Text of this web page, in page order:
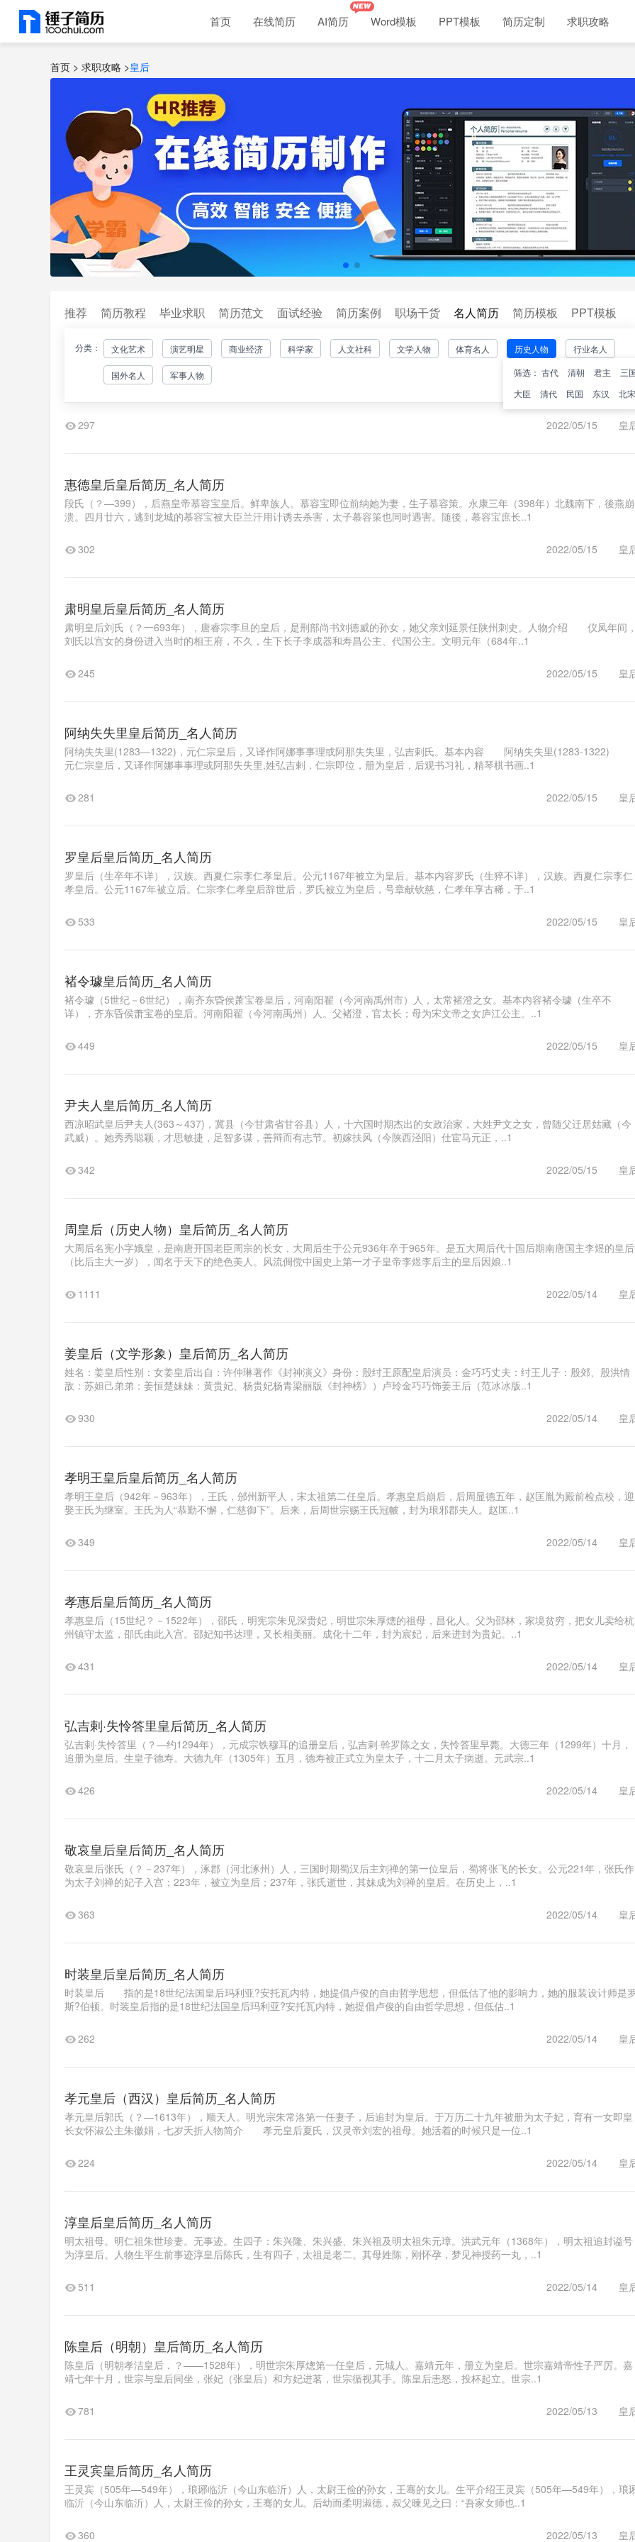
首页 在线简历 AI简历 Word模板 PPT模板 简历定制 求职攻略
首页 > 求职攻略 >皇后
推荐 简历教程 毕业求职 简历范文 面试经验 简历案例 职场干货 名人简历
分类： 文化艺术 演艺明星 商业经济 科学家 人文社科 文学人物 体育名人
历史人物
筛选： 古代 清朝 君主
三
大臣
清代 民国 东汉 北宋
行业名人
国外名人 军事人物
简历模板 PPT模板
沮皇后皇后简历_名人简历
沮皇后，本名不详，隋末农民起义中定杨可汗刘武周的结发之妻、正室，后成为皇后沮氏是马邑鹰扬府校尉刘武周的妻子，隋朝?大
皇
297 2022/05/15
惠德皇后皇后简历_名人简历
段氏（？―399），后燕皇帝慕容宝皇后。鲜卑族人。慕容宝即位前纳她为妻，生子慕容策。永康三年（398年）北魏南下，後燕崩
溃。四月廿六，逃到龙城的慕容宝被大臣兰汗用计诱去杀害，太子慕容策也同时遇害。随後，慕容宝庶长..1
皇
302 2022/05/15
肃明皇后皇后简历_名人简历
肃明皇后刘氏（？一693年），唐睿宗李旦的皇后，是刑部尚书刘德威的孙女，她父亲刘延景任陕州刺史。人物介绍 仪凤年间
刘氏以宫女的身份进入当时的相王府，不久，生下长子李成器和寿昌公主、代国公主。文明元年（684年..1
皇
245 2022/05/15
阿纳失失里皇后简历_名人简历
阿纳失失里(1283―1322)，元仁宗皇后，又译作阿娜事事理或阿那失失里，弘吉剌氏。基本内容 阿纳失失里(1283-1322)
元仁宗皇后，又译作阿娜事事理或阿那失失里,姓弘吉剌，仁宗即位，册为皇后，后观书习礼，精琴棋书画..1
皇
281 2022/05/15
罗皇后皇后简历_名人简历
罗皇后（生卒年不详），汉族。西夏仁宗李仁孝皇后。公元1167年被立为皇后。基本内容罗氏（生猝不详），汉族。西夏仁宗李仁
孝皇后。公元1167年被立后。仁宗李仁孝皇后辞世后，罗氏被立为皇后，号章献钦慈，仁孝年享古稀，于..1
皇
533 2022/05/15
褚令璩皇后简历_名人简历
褚令璩（5世纪－6世纪），南齐东昏侯萧宝卷皇后，河南阳翟（今河南禹州市）人，太常褚澄之女。基本内容褚令璩（生卒不
详），齐东昏侯萧宝卷的皇后。河南阳翟（今河南禹州）人。父褚澄，官太长；母为宋文帝之女庐江公主。..1
皇
449 2022/05/15
尹夫人皇后简历_名人简历
西凉昭武皇后尹夫人(363～437)，冀县（今甘肃省甘谷县）人，十六国时期杰出的女政治家，大姓尹文之女，曾随父迁居姑藏（今
武威）。她秀秀聪颖，才思敏捷，足智多谋，善辩而有志节。初嫁扶风（今陕西泾阳）仕宦马元正，..1
皇
342 2022/05/15
周皇后（历史人物）皇后简历_名人简历
大周后名宪小字娥皇，是南唐开国老臣周宗的长女，大周后生于公元936年卒于965年。是五大周后代十国后期南唐国主李煜的皇后
（比后主大一岁），闻名于天下的绝色美人。风流倜傥中国史上第一才子皇帝李煜李后主的皇后因娘..1
皇
1111 2022/05/14
姜皇后（文学形象）皇后简历_名人简历
姓名：姜皇后性别：女姜皇后出自：许仲琳著作《封神演义》身份：殷纣王原配皇后演员：金巧巧丈夫：纣王儿子：殷郊、殷洪情
敌：苏妲己弟弟：姜恒楚妹妹：黄贵妃、杨贵妃杨青梁丽版《封神榜》）卢玲金巧巧饰姜王后（范冰冰版..1
皇
930 2022/05/14
孝明王皇后皇后简历_名人简历
孝明王皇后（942年－963年），王氏，邠州新平人，宋太祖第二任皇后。孝惠皇后崩后，后周显德五年，赵匡胤为殿前检点校，迎
娶王氏为继室。王氏为人“恭勤不懈，仁慈御下”。后来，后周世宗赐王氏冠帔，封为琅邪郡夫人。赵匡..1
皇
349 2022/05/14
孝惠后皇后简历_名人简历
孝惠皇后（15世纪？－1522年），邵氏，明宪宗朱见深贵妃，明世宗朱厚熜的祖母，昌化人。父为邵林，家境贫穷，把女儿卖给杭
州镇守太监，邵氏由此入宫。邵妃知书达理，又长相美丽。成化十二年，封为宸妃，后来进封为贵妃。..1
皇
431 2022/05/14
弘吉剌·失怜答里皇后简历_名人简历
弘吉剌·失怜答里（？—约1294年），元成宗铁穆耳的追册皇后，弘吉剌·斡罗陈之女，失怜答里早薨。大德三年（1299年）十月，
追册为皇后。生皇子德寿。大德九年（1305年）五月，德寿被正式立为皇太子，十二月太子病逝。元武宗..1
皇
426 2022/05/14
敬哀皇后皇后简历_名人简历
敬哀皇后张氏（？－237年），涿郡（河北涿州）人，三国时期蜀汉后主刘禅的第一位皇后，蜀将张飞的长女。公元221年，张氏作
为太子刘禅的妃子入宫；223年，被立为皇后；237年，张氏逝世，其妹成为刘禅的皇后。在历史上，..1
皇
363 2022/05/14
时装皇后皇后简历_名人简历
时装皇后 指的是18世纪法国皇后玛利亚?安托瓦内特，她提倡卢俊的自由哲学思想，但低估了他的影响力，她的服装设计师是
斯?伯顿。时装皇后指的是18世纪法国皇后玛利亚?安托瓦内特，她提倡卢俊的自由哲学思想，但低估..1
皇
262 2022/05/14
孝元皇后（西汉）皇后简历_名人简历
孝元皇后郭氏（？—1613年），顺天人。明光宗朱常洛第一任妻子，后追封为皇后。于万历二十九年被册为太子妃，育有一女即皇
长女怀淑公主朱徽娟，七岁夭折人物简介 孝元皇后夏氏，汉灵帝刘宏的祖母。她活着的时候只是一位..1
皇
224 2022/05/14
淳皇后皇后简历_名人简历
明太祖母。明仁祖朱世珍妻。无事迹。生四子：朱兴隆、朱兴盛、朱兴祖及明太祖朱元璋。洪武元年（1368年），明太祖追封谥号
为淳皇后。人物生平生前事迹淳皇后陈氏，生有四子，太祖是老二。其母姓陈，刚怀孕，梦见神授药一丸，..1
皇
511 2022/05/14
陈皇后（明朝）皇后简历_名人简历
陈皇后（明朝孝洁皇后，？——1528年），明世宗朱厚熜第一任皇后，元城人。嘉靖元年，册立为皇后。世宗嘉靖帝性子严厉。嘉
靖七年十月，世宗与皇后同坐，张妃（张皇后）和方妃进茗，世宗循视其手。陈皇后恚怒，投杯起立。世宗..1
皇
781 2022/05/13
王灵宾皇后简历_名人简历
王灵宾（505年—549年），琅琊临沂（今山东临沂）人，太尉王俭的孙女，王骞的女儿。生平介绍王灵宾（505年—549年），琅
临沂（今山东临沂）人，太尉王俭的孙女，王骞的女儿。后幼而柔明淑德，叔父暕见之曰：“吾家女师也..1
皇
360 2022/05/13